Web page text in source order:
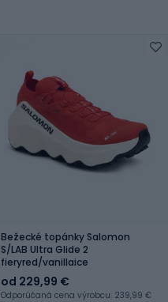
Bežecké topánky Salomon
S/LAB Ultra Glide 2
fieryred/vanillaice
od 229,99 €
Odporúčaná cena výrobcu: 239,99 €